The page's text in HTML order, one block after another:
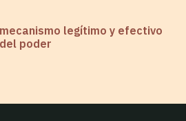
legítimo y efectivo
poder